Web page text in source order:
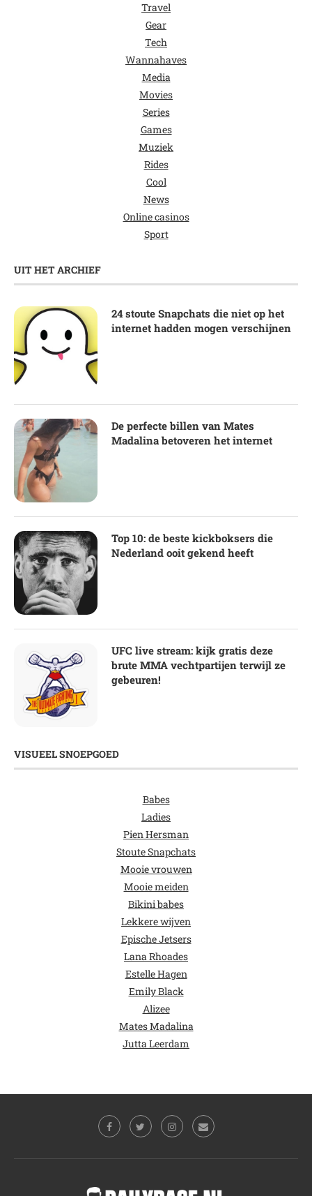
Travel
Gear
Tech
Wannahaves
Media
Movies
Series
Games
Muziek
Rides
Cool
News
Online casinos
Sport
UIT HET ARCHIEF
24 stoute Snapchats die niet op het
internet hadden mogen verschijnen
De perfecte billen van Mates
Madalina betoveren het internet
Top 10: de beste kickboksers die
Nederland ooit gekend heeft
UFC live stream: kijk gratis deze
brute MMA vechtpartijen terwijl ze
gebeuren!
VISUEEL SNOEPGOED
Babes
Ladies
Pien Hersman
Stoute Snapchats
Mooie vrouwen
Mooie meiden
Bikini babes
Lekkere wijven
Epische Jetsers
Lana Rhoades
Estelle Hagen
Emily Black
Alizee
Mates Madalina
Jutta Leerdam